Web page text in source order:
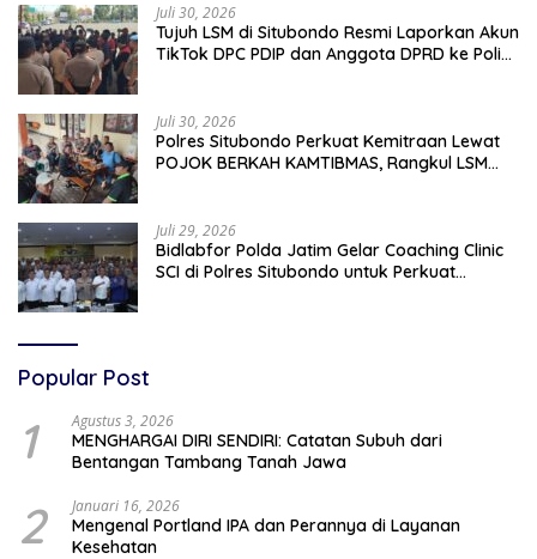
Juli 30, 2026
Tujuh LSM di Situbondo Resmi Laporkan Akun
TikTok DPC PDIP dan Anggota DPRD ke Polisi:
Juli 30, 2026
Polres Situbondo Perkuat Kemitraan Lewat
POJOK BERKAH KAMTIBMAS, Rangkul LSM
Juli 29, 2026
Bidlabfor Polda Jatim Gelar Coaching Clinic
SCI di Polres Situbondo untuk Perkuat
Popular Post
1 Agustus 3, 2026
MENGHARGAI DIRI SENDIRI: Catatan Subuh dari
Bentangan Tambang Tanah Jawa
2 Januari 16, 2026
Mengenal Portland IPA dan Perannya di Layanan
Kesehatan